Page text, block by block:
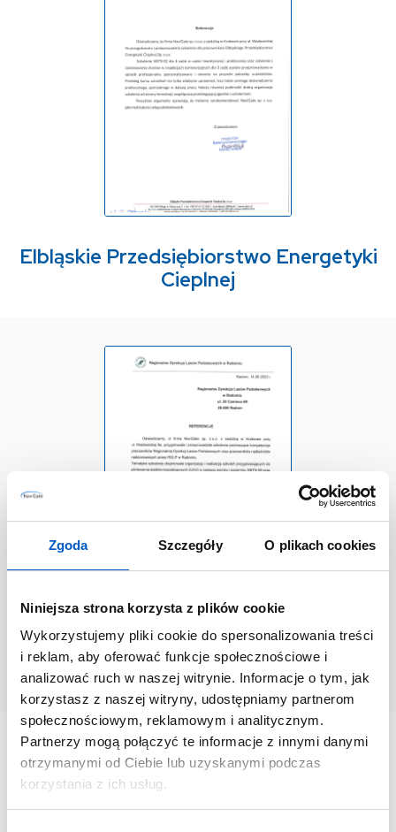
Zgoda Szczegóły O plikach cookies
Niniejsza strona korzysta z plików cookie
Wykorzystujemy pliki cookie do spersonalizowania treści
i reklam, aby oferować funkcje społecznościowe i
analizować ruch w naszej witrynie. Informacje o tym, jak
korzystasz z naszej witryny, udostępniamy partnerom
społecznościowym, reklamowym i analitycznym.
Partnerzy mogą połączyć te informacje z innymi danymi
otrzymanymi od Ciebie lub uzyskanymi podczas
korzystania z ich usług.
Elbląskie Przedsiębiorstwo Energetyki
Cieplnej
Wojewodzki Inspektorat Ochrony Roslin i
Nasiennictwa w Poznaniu